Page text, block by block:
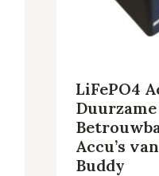
LiFePO4
Duurzame
Accu’s
Buddy